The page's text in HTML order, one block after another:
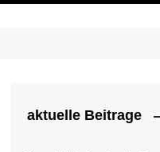
aktuelle Beitrage